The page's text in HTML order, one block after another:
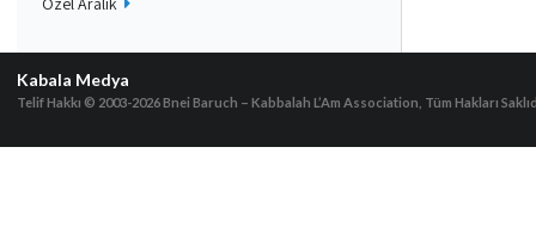
Kabala Medya
Telif Hakkı © 2003-2026Bnei Baruch – Kabbalah L’Am Association, Tüm Hakları